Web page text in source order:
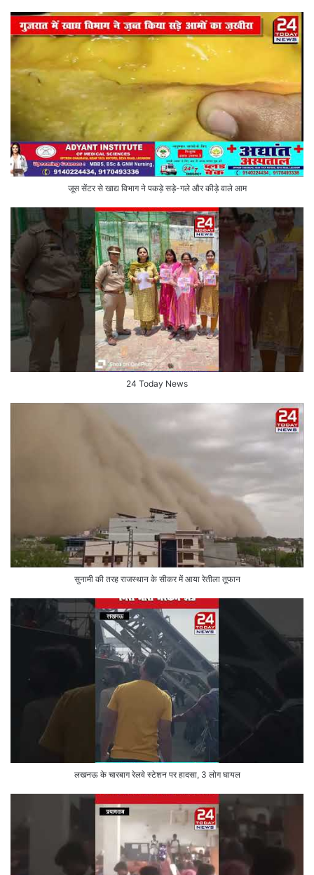
जूस सेंटर से खाद्य विभाग ने पकड़े सड़े-गले और कीड़े वाले आम
24 Today News
सुनामी की तरह राजस्थान के सीकर में आया रेतीला तूफान
लखनऊ के चारबाग रेलवे स्टेशन पर हादसा, 3 लोग घायल